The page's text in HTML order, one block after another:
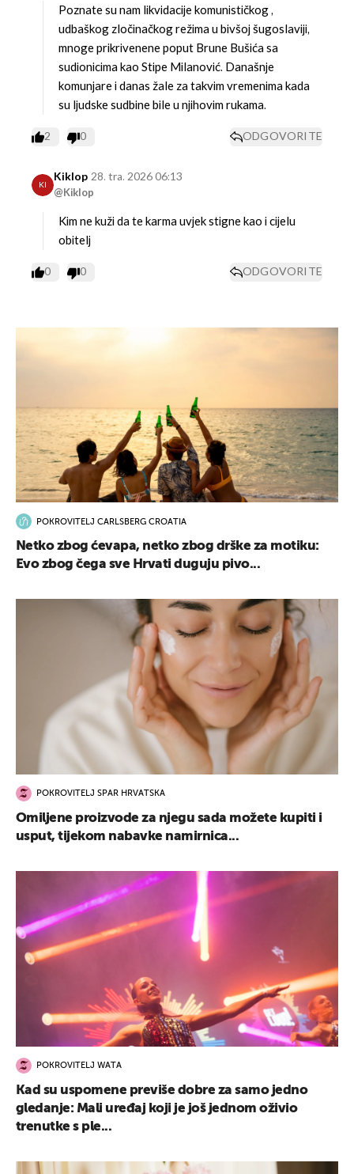
Poznate su nam likvidacije komunističkog ,
udbaškog zločinačkog režima u bivšoj šugoslaviji,
mnoge prikrivenene poput Brune Bušića sa
sudionicima kao Stipe Milanović. Današnje
komunjare i danas žale za takvim vremenima kada
su ljudske sudbine bile u njihovim rukama.
2 0 ODGOVORITE
KI
Kiklop
@Kiklop
28. tra. 2026 06:13
Kim ne kuži da te karma uvjek stigne kao i cijelu
obitelj
0 0 ODGOVORITE
POKROVITELJ CARLSBERG CROATIA
Netko zbog ćevapa, netko zbog drške za motiku:
Evo zbog čega sve Hrvati duguju pivo...
POKROVITELJ SPAR HRVATSKA
Omiljene proizvode za njegu sada možete kupiti i
usput, tijekom nabavke namirnica...
POKROVITELJ WATA
Kad su uspomene previše dobre za samo jedno
gledanje: Mali uređaj koji je još jednom oživio
trenutke s ple...